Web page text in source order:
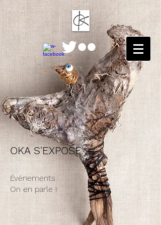
OKA S'EXPOSE
Événements
On en parle !